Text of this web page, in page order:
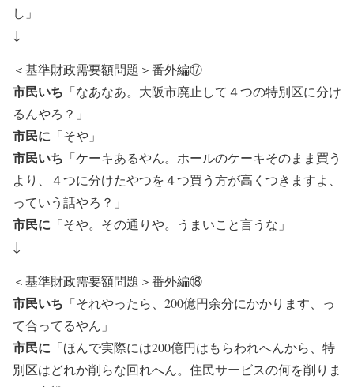
し」
↓
＜基準財政需要額問題＞番外編⑰
市民いち 「なあなあ。大阪市廃止して４つの特別区に分け
るんやろ？」
市民に 「そや」
市民いち 「ケーキあるやん。ホールのケーキそのまま買う
より、４つに分けたやつを４つ買う方が高くつきますよ、
っていう話やろ？」
市民に 「そや。その通りや。うまいこと言うな」
↓
＜基準財政需要額問題＞番外編⑱
市民いち 「それやったら、200億円余分にかかります、っ
て合ってるやん」
市民に 「ほんで実際には200億円はもらわれへんから、特
別区はどれか削らな回れへん。住民サービスの何を削りま